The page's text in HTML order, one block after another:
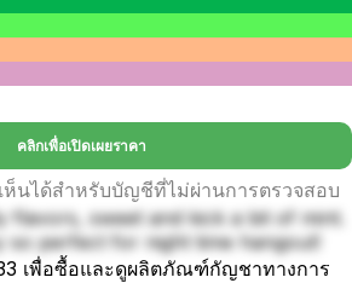
คลิกเพื่อเปิดเผยราคา
ห็นได้สำหรับบัญชีที่ไม่ผ่านการตรวจสอบ
flavors, sweet and kick a bit of mint.
so perfect for night time hangout!
เพื่อซื้อและดูผลิตภัณฑ์กัญชาทางการ